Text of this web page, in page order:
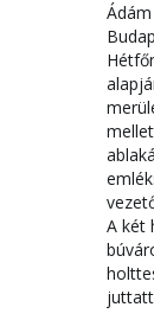
A két